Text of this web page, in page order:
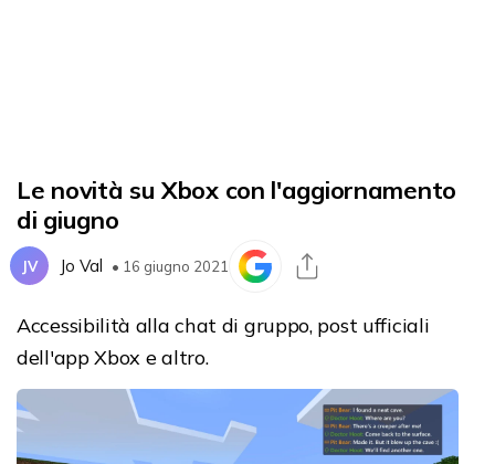
Le novità su Xbox con l'aggiornamento
di giugno
JV Jo Val • 16 giugno 2021
Accessibilità alla chat di gruppo, post ufficiali
dell'app Xbox e altro.